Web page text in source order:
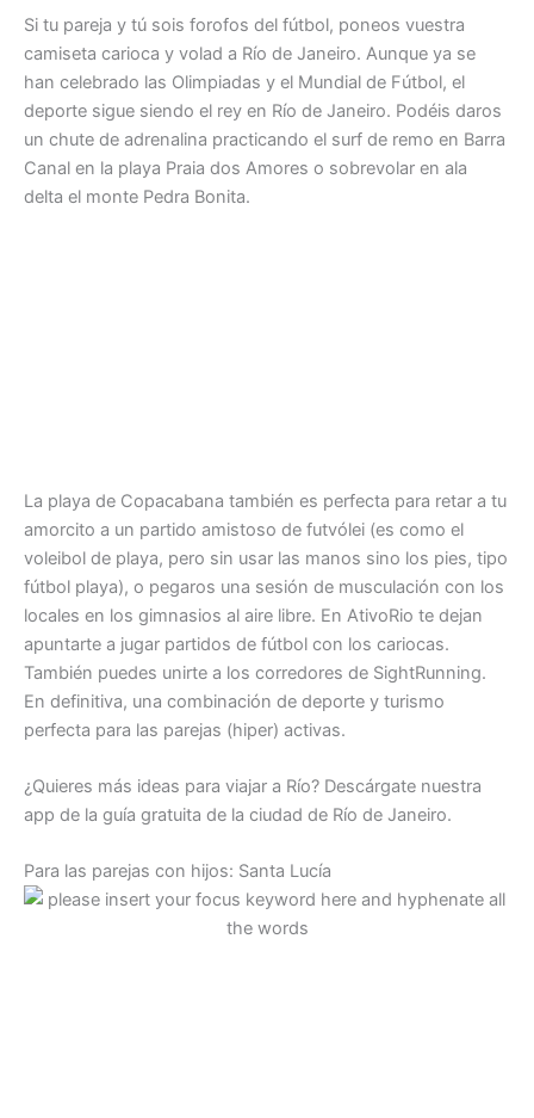
Si tu pareja y tú sois forofos del fútbol, poneos vuestra
camiseta carioca y volad a Río de Janeiro. Aunque ya se
han celebrado las Olimpiadas y el Mundial de Fútbol, el
deporte sigue siendo el rey en Río de Janeiro. Podéis daros
un chute de adrenalina practicando el surf de remo en Barra
Canal en la playa Praia dos Amores o sobrevolar en ala
delta el monte Pedra Bonita.
La playa de Copacabana también es perfecta para retar a tu
amorcito a un partido amistoso de futvólei (es como el
voleibol de playa, pero sin usar las manos sino los pies, tipo
fútbol playa), o pegaros una sesión de musculación con los
locales en los gimnasios al aire libre. En AtivoRio te dejan
apuntarte a jugar partidos de fútbol con los cariocas.
También puedes unirte a los corredores de SightRunning.
En definitiva, una combinación de deporte y turismo
perfecta para las parejas (hiper) activas.
¿Quieres más ideas para viajar a Río? Descárgate nuestra
app de la guía gratuita de la ciudad de Río de Janeiro.
Para las parejas con hijos: Santa Lucía